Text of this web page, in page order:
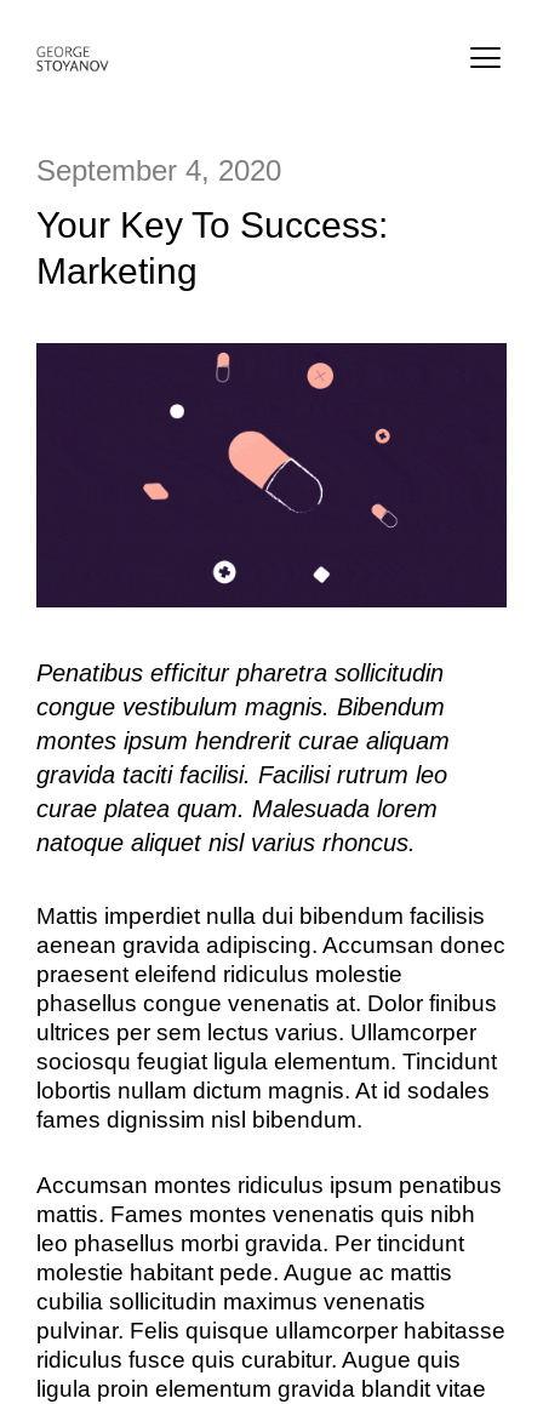
September 4, 2020
Your Key To Success:
Marketing
Penatibus efficitur pharetra sollicitudin
congue vestibulum magnis. Bibendum
montes ipsum hendrerit curae aliquam
gravida taciti facilisi. Facilisi rutrum leo
curae platea quam. Malesuada lorem
natoque aliquet nisl varius rhoncus.
Mattis imperdiet nulla dui bibendum facilisis
aenean gravida adipiscing. Accumsan donec
praesent eleifend ridiculus molestie
phasellus congue venenatis at. Dolor finibus
ultrices per sem lectus varius. Ullamcorper
sociosqu feugiat ligula elementum. Tincidunt
lobortis nullam dictum magnis. At id sodales
fames dignissim nisl bibendum.
Accumsan montes ridiculus ipsum penatibus
mattis. Fames montes venenatis quis nibh
leo phasellus morbi gravida. Per tincidunt
molestie habitant pede. Augue ac mattis
cubilia sollicitudin maximus venenatis
pulvinar. Felis quisque ullamcorper habitasse
ridiculus fusce quis curabitur. Augue quis
ligula proin elementum gravida blandit vitae